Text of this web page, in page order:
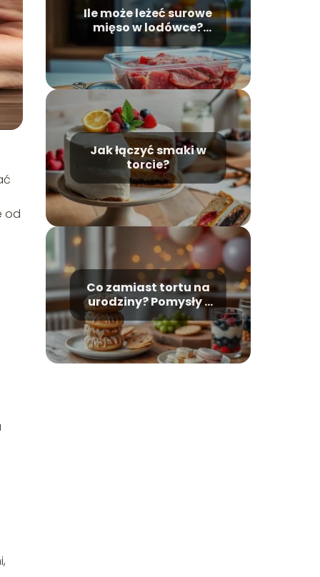
od
Ile może leżeć surowe
mięso w lodówce?
Poradnik
bezpieczeństwa
Jak łączyć smaki w
torcie?
Co zamiast tortu na
urodziny? Pomysły i
inspiracje